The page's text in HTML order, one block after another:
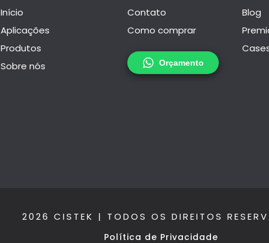
Início
Aplicações
Produtos
Sobre nós
Contato
Como comprar
Blog
2026 CISTEK | TODOS OS DIREITOS
Política de Privacidade